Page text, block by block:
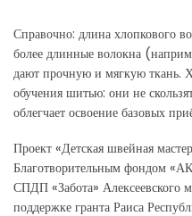
Справочно: длина хлопкового
более длинные волокна
дают прочную и мягкую ткань.
обучения шитью: они не
облегчает освоение базовых
Проект «Детская швейная
Благотворительным фондом
СПДП «Забота» Алексеевского
поддержке гранта Раиса